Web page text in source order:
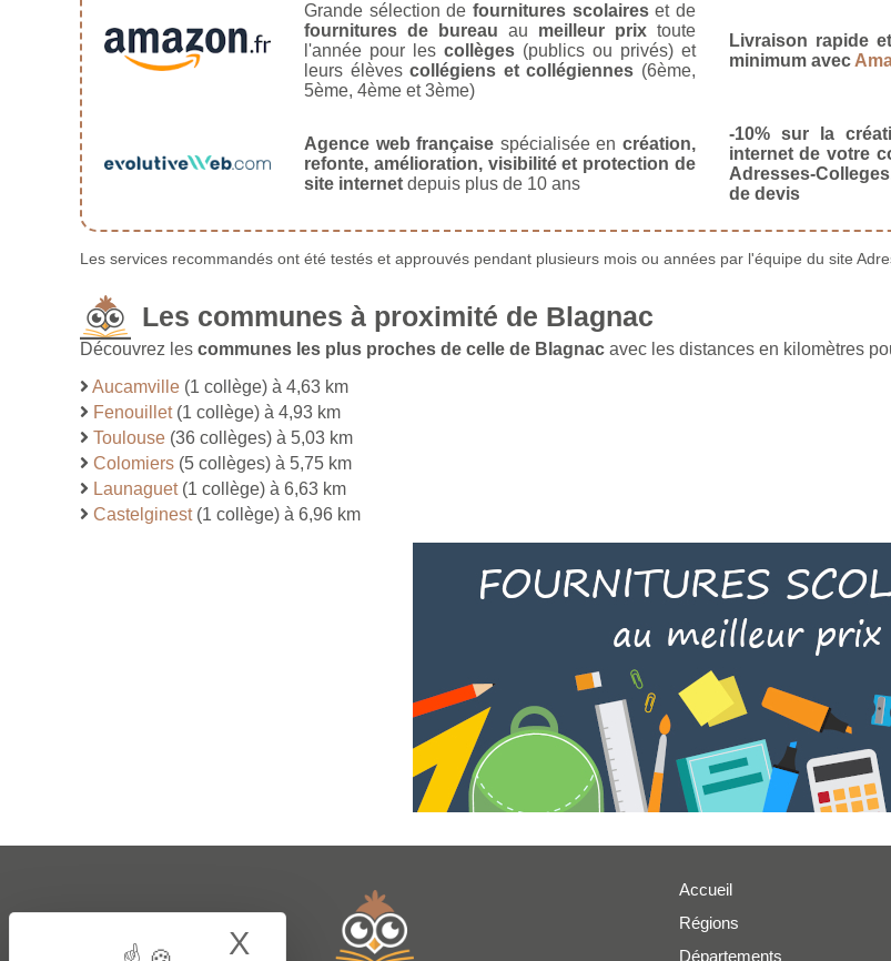
Grande sélection de fournitures scolaireset de
fournitures de bureau au meilleur prixtoute
l'année pour les collèges(publics ou privés) et
leurs élèvescollégiens et collégiennes (6ème,
5ème, 4ème et 3ème)
Livraison rapide
minimum avec
Agence web française spécialisée en création,
refonte, amélioration, visibilité et protection de
site internet depuis plus de 10 ans
-10% sur la
internet de votre
Adresses-
de devis
Les services recommandés ont été testés et approuvés pendant plusieurs mois ou années par l'équipe du site
Les communes à proximité de Blagnac
Découvrez les communes les plus proches de celle de Blagnac avec les distances en kilomètres
Aucamville (1 collège) à 4,63 km
Fenouillet(1 collège) à 4,93 km
Toulouse (36 collèges) à 5,03 km
Colomiers (5 collèges) à 5,75 km
Launaguet(1 collège) à 6,63 km
Castelginest(1 collège) à 6,96 km
Accueil
Régions
Départements
X Hide cookie banner